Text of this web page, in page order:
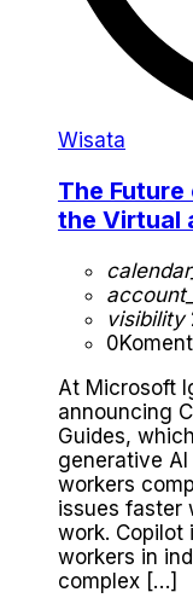
Wisata
The
the Virtual
visibility
0
At Microsoft
announcing
Guides,
generative
workers
issues faster
work. Copilot
workers in
complex […]